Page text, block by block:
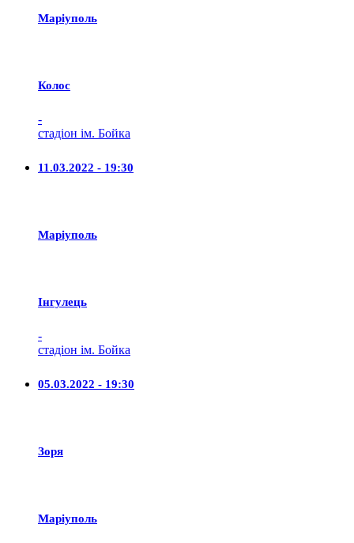
Маріуполь
Колос
-
стадіон ім. Бойка
11.03.2022 - 19:30
Маріуполь
Iнгулець
-
стадіон ім. Бойка
05.03.2022 - 19:30
Зоря
Маріуполь